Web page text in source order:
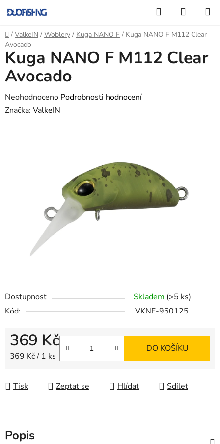
na
obsah
Hledat
KOŠÍK
Domů
/ ValkeIN / Woblery / Kuga NANO F / Kuga NANO F M112 Clear
Avocado
Dostupnost Skladem (>5 ks)
Kód:
VKNF-950125
369 Kč
Měrná cena:
369 Kč / 1 ks
DO KOŠÍKU
Tisk Zeptat se Hlídat Sdílet
Kuga NANO F M112 Clear
Avocado
Průměrné
hodnocení
Neohodnoceno Podrobnosti hodnocení
Značka: ValkeIN
Popis